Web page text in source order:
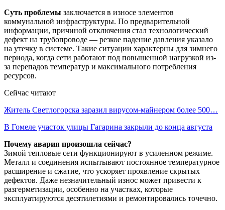
Суть проблемы заключается в износе элементов
коммунальной инфраструктуры. По предварительной
информации, причиной отключения стал технологический
дефект на трубопроводе — резкое падение давления указало
на утечку в системе. Такие ситуации характерны для зимнего
периода, когда сети работают под повышенной нагрузкой из-
за перепадов температур и максимального потребления
ресурсов.
Сейчас читают
Житель Светлогорска заразил вирусом-майнером более 500…
В Гомеле участок улицы Гагарина закрыли до конца августа
Почему авария произошла сейчас?
Зимой тепловые сети функционируют в усиленном режиме.
Металл и соединения испытывают постоянное температурное
расширение и сжатие, что ускоряет проявление скрытых
дефектов. Даже незначительный износ может привести к
разгерметизации, особенно на участках, которые
эксплуатируются десятилетиями и ремонтировались точечно.